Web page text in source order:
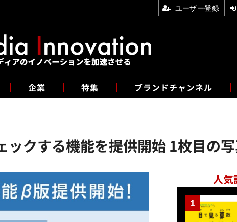
企業 特集 ブランドチャンネル
フォーエム
クする機能を提供開始 1枚目の
人気
ユーザー登録